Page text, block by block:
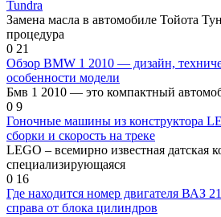
Tundra
Замена масла в автомобиле Тойота
процедура
0 21
Обзор BMW 1 2010 — дизайн,
особенности модели
Бмв 1 2010 — это компактный
0 9
Гоночные машины из конструктора
сборки и скорость на треке
LEGO – всемирно известная датская
специализирующаяся
0 16
Где находится номер двигателя ВАЗ
справа от блока цилиндров